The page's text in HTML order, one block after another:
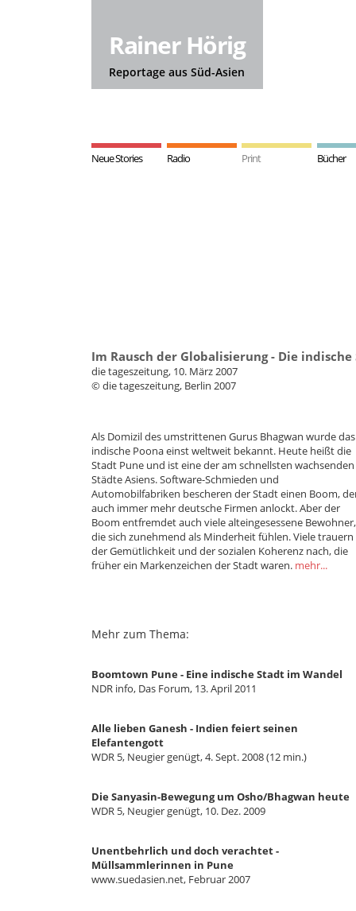
Rainer Hörig
Reportage aus Süd-Asien
Neue Stories Radio Print Bücher
Im Rausch der Globalisierung - Die indische
die tageszeitung, 10. März 2007
© die tageszeitung, Berlin 2007
Als Domizil des umstrittenen Gurus Bhagwan wurde das
indische Poona einst weltweit bekannt. Heute heißt die
Stadt Pune und ist eine der am schnellsten wachsenden
Städte Asiens. Software-Schmieden und
Automobilfabriken bescheren der Stadt einen Boom,
auch immer mehr deutsche Firmen anlockt. Aber der
Boom entfremdet auch viele alteingesessene Bewohner,
die sich zunehmend als Minderheit fühlen. Viele trauern
der Gemütlichkeit und der sozialen Koherenz nach, die
früher ein Markenzeichen der Stadt waren. mehr...
Mehr zum Thema:
Boomtown Pune - Eine indische Stadt im Wandel
NDR info, Das Forum, 13. April 2011
Alle lieben Ganesh - Indien feiert seinen
Elefantengott
WDR 5, Neugier genügt, 4. Sept. 2008 (12 min.)
Die Sanyasin-Bewegung um Osho/Bhagwan heute
WDR 5, Neugier genügt, 10. Dez. 2009
Unentbehrlich und doch verachtet -
Müllsammlerinnen in Pune
www.suedasien.net, Februar 2007